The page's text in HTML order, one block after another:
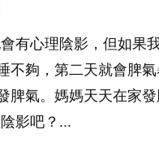
有心理陰影，但如果
不夠，第二天就會脾氣
脾氣。媽媽天天在家
影吧？...